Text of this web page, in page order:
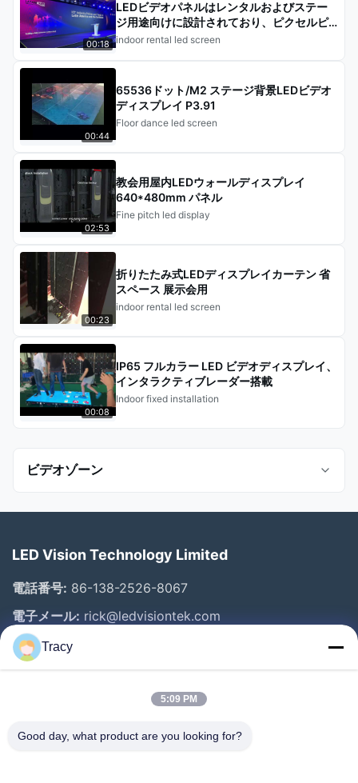
00:18
LEDビデオパネルはレンタルおよびステー
ジ用途向けに設計されており、ピクセルピ
ッチは1.9mm、2.6mm、2.9mm、3.9mm
indoor rental led screen
00:44
65536ドット/M2 ステージ背景LEDビデオ
ディスプレイ P3.91
Floor dance led screen
02:53
教会用屋内LEDウォールディスプレイ
640*480mm パネル
Fine pitch led display
00:23
折りたたみ式LEDディスプレイカーテン 省
スペース 展示会用
indoor rental led screen
00:08
IP65 フルカラー LED ビデオディスプレイ、
インタラクティブレーダー搭載
Indoor fixed installation
ビデオゾーン
Indoor fixed installation
outdoor led billboard
indoor led poster
Fine pitch led display
LED Vision Technology Limited
電話番号: 86-138-2526-8067
電子メール: rick@ledvisiontek.com
クイックリンク
プロダクト
Tracy
5:09 PM
Good day, what product are you looking for?